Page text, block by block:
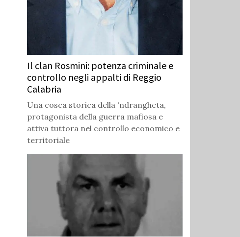
Il clan Rosmini: potenza criminale e
controllo negli appalti di Reggio
Calabria
Una cosca storica della 'ndrangheta,
protagonista della guerra mafiosa e
attiva tuttora nel controllo economico e
territoriale